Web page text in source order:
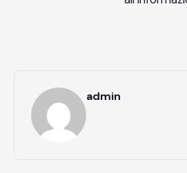
admin